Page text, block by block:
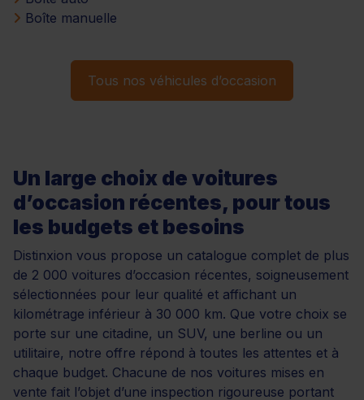
Boîte manuelle
Tous nos véhicules d’occasion
Un large choix de voitures
d’occasion récentes, pour tous
les budgets et besoins
Distinxion vous propose un catalogue complet de plus
de 2 000 voitures d’occasion récentes, soigneusement
sélectionnées pour leur qualité et affichant un
kilométrage inférieur à 30 000 km. Que votre choix se
porte sur une citadine, un SUV, une berline ou un
utilitaire, notre offre répond à toutes les attentes et à
chaque budget. Chacune de nos voitures mises en
vente fait l’objet d’une inspection rigoureuse portant